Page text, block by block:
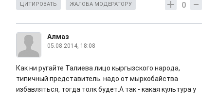
0
ЦИТИРОВАТЬ ЖАЛОБА МОДЕРАТОРУ
Алмаз
05.08.2014, 18:08
Как ни ругайте Талиева лицо кыргызского народа,
типичный представитель. надо от мыркобайства
избавляться, тогда толк будет.А так - какая культура у